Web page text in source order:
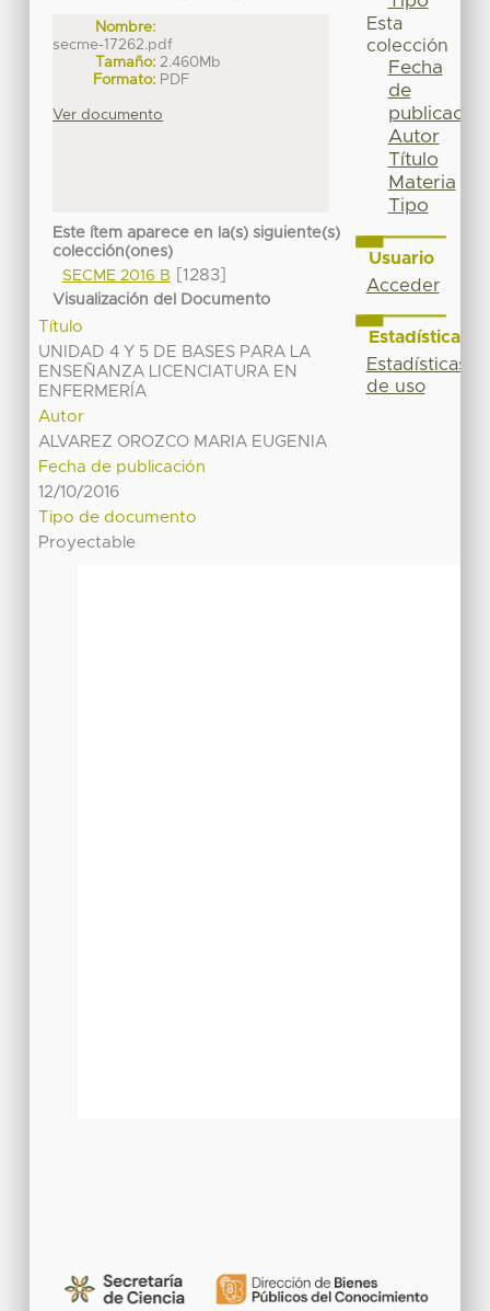
Nombre:
secme-17262.pdf
Tamaño: 2.460Mb
Formato: PDF
Ver documento
Este ítem aparece en la(s) siguiente(s)
colección(ones)
SECME 2016 B
[1283]
Visualización del Documento
Título
UNIDAD 4 Y 5 DE BASES PARA LA
ENSEÑANZA LICENCIATURA EN
ENFERMERÍA
Autor
ALVAREZ OROZCO MARIA EUGENIA
Fecha de publicación
12/10/2016
Tipo de documento
Proyectable
Esta
colección
Fecha
de
publicación
Autor
Título
Materia
Tipo
Usuario
Acceder
Estadísticas
Estadísticas
de uso